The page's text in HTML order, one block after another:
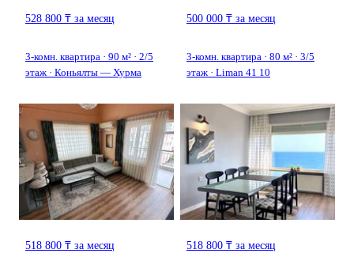
528 800 ₸ за месяц
3-комн. квартира · 90 м² · 2/5
этаж · Коньялты — Хурма
500 000 ₸ за месяц
3-комн. квартира · 80 м² · 3/5
этаж · Liman 41 10
518 800 ₸ за месяц 518 800 ₸ за месяц